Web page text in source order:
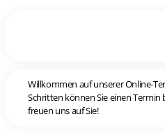
Willkommen auf unserer Online-
Schritten können Sie einen Termin
freuen uns auf Sie!